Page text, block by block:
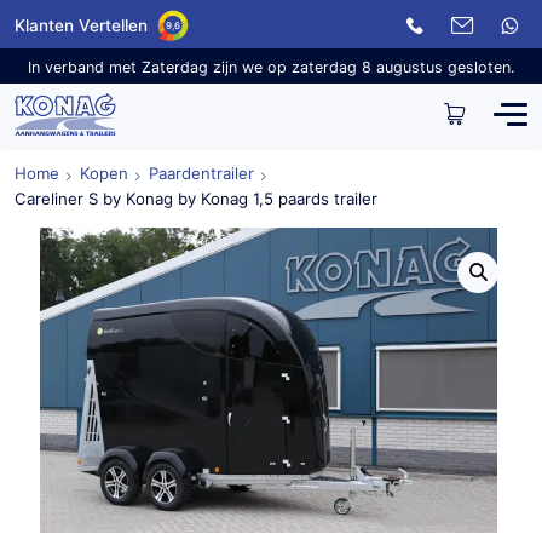
Klanten Vertellen 9,6
In verband met Zaterdag zijn we op zaterdag 8 augustus gesloten.
Home Kopen
Paardentrailer
Careliner S by Konag by Konag 1,5 paards trailer